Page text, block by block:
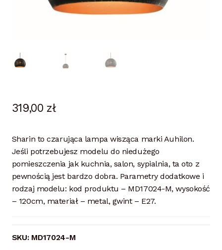
319,00 zł
Sharin to czarująca lampa wisząca marki Auhilon.
Jeśli potrzebujesz modelu do niedużego
pomieszczenia jak kuchnia, salon, sypialnia, ta oto z
pewnością jest bardzo dobra. Parametry dodatkowe i
rodzaj modelu: kod produktu – MD17024-M, wysokość
– 120cm, materiał – metal, gwint – E27.
SKU: MD17024-M